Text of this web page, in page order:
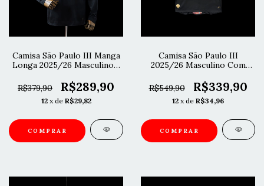
Camisa São Paulo III Manga
Longa 2025/26 Masculino -
R$379,90
R$289,90
12 x de R$29,82
COMPRAR
Camisa São Paulo III
2025/26 Masculino Com
R$549,90
R$339,90
12 x de R$34,96
COMPRAR